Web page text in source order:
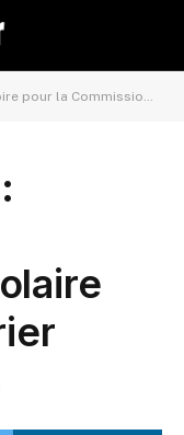
scolaire Sir-Wilfrid-Laurier